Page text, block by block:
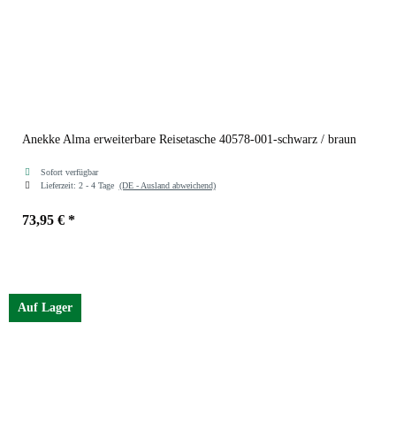
Anekke Alma erweiterbare Reisetasche 40578-001-schwarz / braun
Sofort verfügbar
Lieferzeit: 2 - 4 Tage (DE - Ausland abweichend)
73,95 € *
Auf Lager